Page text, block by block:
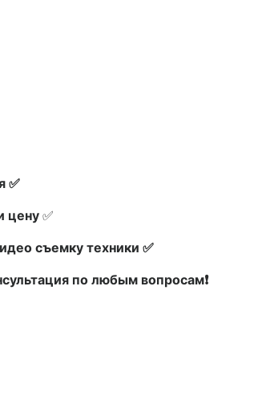
✅
цену ✅
съемку техники ✅
по любым вопросам❗